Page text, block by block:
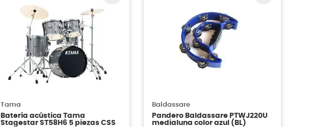
Tama
Batería acústica Tama
Stagestar ST58H6 5 piezas CSS
Baldassare
Pandero Baldassare PTWJ220U
medialuna color azul (BL)